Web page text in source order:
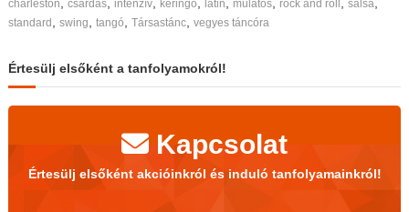
charleston csárdás intenzív keringő latin mulatós rock and roll salsa
standard swing tangó Társastánc, vegyes táncóra
Értesülj elsőként a tanfolyamokról!
Kapcsolat
Értesülj elsőként akcióinkról és induló tanfolyamainkról!